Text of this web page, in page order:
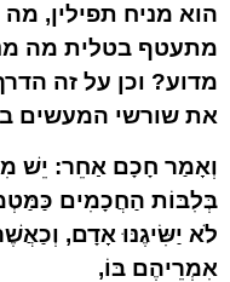
הוא מניח תפילין, מה
מתעטף בטלית מה
מדוע? וכן על זה
את שורשי המעשים
וְאָמַר חָכָם אַחֵר: יֵשׁ
בְּלִבּוֹת הַחֲכָמִים
לֹא יַשִּׂיגֶנּוּ אָדָם,
אִמְרֵיהֶם בּוֹ,